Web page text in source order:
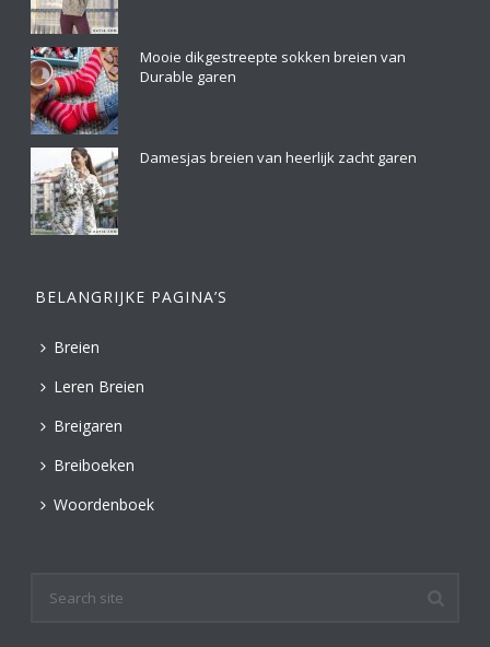
Mooie dikgestreepte sokken breien van
Durable garen
Damesjas breien van heerlijk zacht garen
BELANGRIJKE PAGINA’S
Breien
Leren Breien
Breigaren
Breiboeken
Woordenboek